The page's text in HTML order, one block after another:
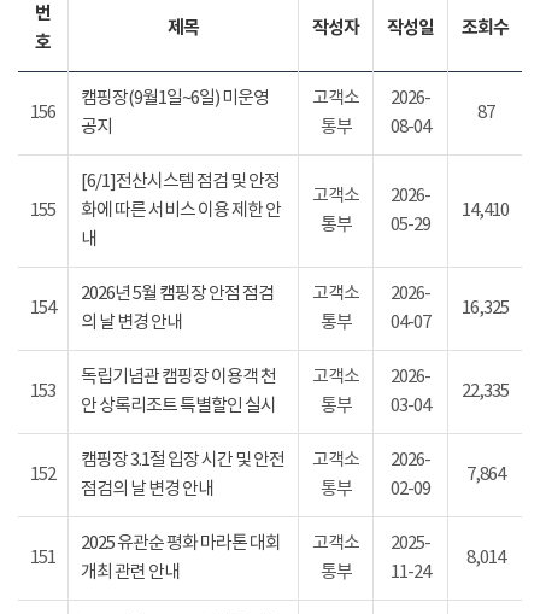
번
호
제목 작성자 작성일 조회수
156
캠핑장(9월1일~6일) 미운영
공지
고객소
통부
2026-
08-04
87
155
[6/1]전산시스템 점검 및 안정
화에 따른 서비스 이용 제한 안
내
고객소
통부
2026-
05-29
14,410
154
2026년 5월 캠핑장 안점 점검
의 날 변경 안내
고객소
통부
2026-
04-07
16,325
153
독립기념관 캠핑장 이용객 천
안 상록리조트 특별할인 실시
고객소
통부
2026-
03-04
22,335
152
캠핑장 3.1절 입장 시간 및 안전
점검의 날 변경 안내
고객소
통부
2026-
02-09
7,864
151
2025 유관순 평화 마라톤 대회
개최 관련 안내
고객소
통부
2025-
11-24
8,014